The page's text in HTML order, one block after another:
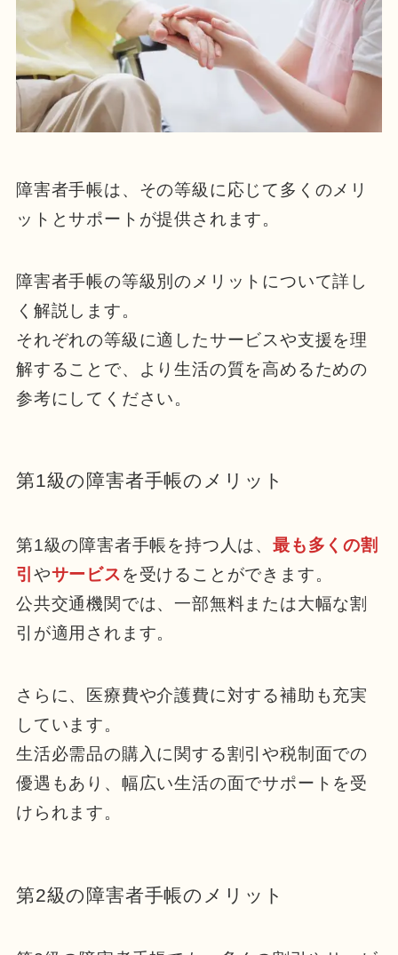
障害者手帳は、その等級に応じて多くのメリ
ットとサポートが提供されます。
障害者手帳の等級別のメリットについて詳し
く解説します。
それぞれの等級に適したサービスや支援を理
解することで、より生活の質を高めるための
参考にしてください。
第1級の障害者手帳のメリット
第1級の障害者手帳を持つ人は、最も多くの割
引 やサービス を受けることができます。
公共交通機関では、一部無料または大幅な割
引が適用されます。
さらに、医療費や介護費に対する補助も充実
しています。
生活必需品の購入に関する割引や税制面での
優遇もあり、幅広い生活の面でサポートを受
けられます。
第2級の障害者手帳のメリット